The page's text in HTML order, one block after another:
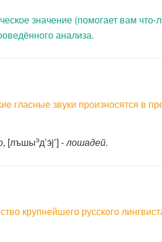
значение (помогает вам
анализа.
гласные звуки произносятся в
, [лъшыэд’э́j’] -лошадей.
крупнейшего русского